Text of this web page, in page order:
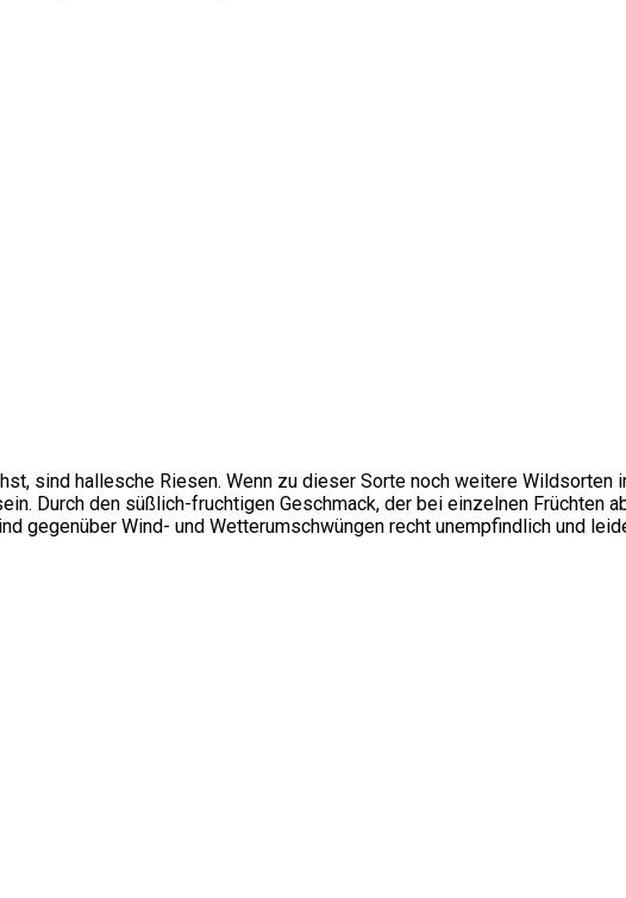
sind hallesche Riesen. Wenn zu dieser Sorte noch weitere Wildsorten
Durch den süßlich-fruchtigen Geschmack, der bei einzelnen Früchten
gegenüber Wind- und Wetterumschwüngen recht unempfindlich und